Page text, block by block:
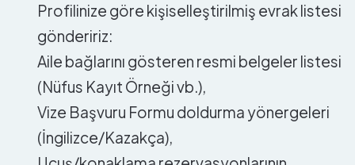
Profilinize göre kişiselleştirilmiş evrak listesi
göndeririz:
Aile bağlarını gösteren resmi belgeler listesi
(Nüfus Kayıt Örneği vb.),
Vize Başvuru Formu doldurma yönergeleri
(İngilizce/Kazakça),